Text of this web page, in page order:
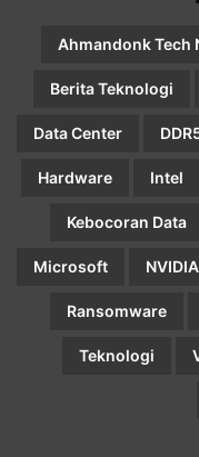
Ahmandonk Tech
Berita Teknologi
Data Center
Hardware Intel
Kebocoran Data
Microsoft NVIDIA
Ransomware
Teknologi